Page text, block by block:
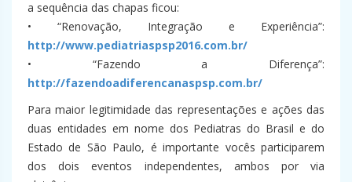
a sequência das chapas ficou:
• “Renovação, Integração e Experiência”:
http://www.pediatriaspsp2016.com.br/
• “Fazendo a Diferença”:
http://fazendoadiferencanaspsp.com.br/
Para maior legitimidade das representações e ações das
duas entidades em nome dos Pediatras do Brasil e do
Estado de São Paulo, é importante vocês participarem
dos dois eventos independentes, ambos por via